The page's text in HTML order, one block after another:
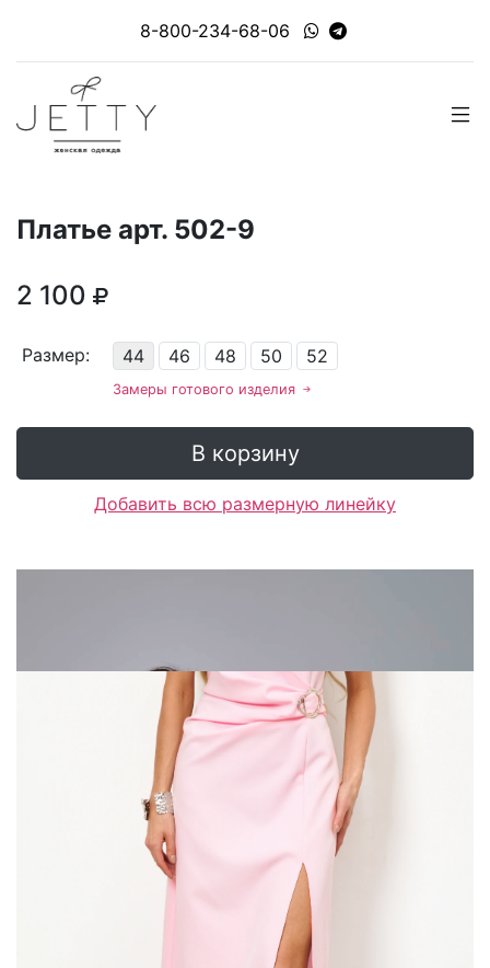
8-800-234-68-06
Платье арт. 502-9
2 100
Размер: 44 46 48 50 52
Замеры готового изделия
В корзину
Добавить всю размерную линейку